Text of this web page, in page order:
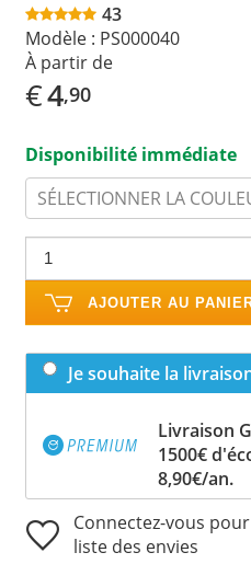
43
Modèle : PS000040
À partir de
€4,90
Disponibilité immédiate
SÉLECTIONNER LA
AJOUTER AU
Je souhaite la
Livraison
1500€
8,90€/an.
Connectez-vous
liste des envies